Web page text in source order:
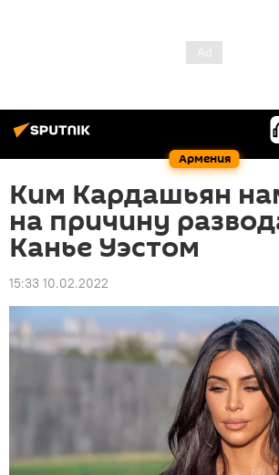
Армения
Ким Кардашьян
на причину
Канье Уэстом
15:33 10.02.2022